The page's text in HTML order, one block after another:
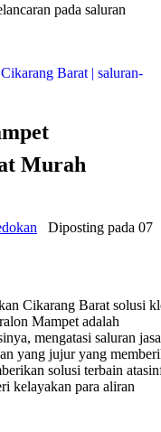
pada saluran
Murah
Diposting pada 07
Cikarang Barat solusi
Mampet adalah
mengatasi saluran jasa
yang jujur yang
solusi terbain
kelayakan para aliran